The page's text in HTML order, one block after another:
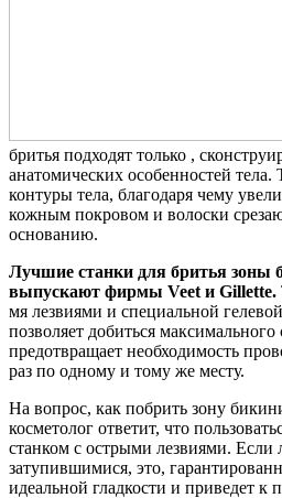
бритья подходят только ,
анатомических особенностей
контуры тела, благодаря чему
кожным покровом и волоски
основанию.
Лучшие станки для бритья зоны
выпускают фирмы Veet и Gillette.
мя лезвиями и специальной
позволяет добиться
предотвращает необходимость
раз по одному и тому же месту.
На вопрос, как побрить зону
косметолог ответит, что
станком с острыми лезвиями. Если
затупившимися, это,
идеальной гладкости и приведет